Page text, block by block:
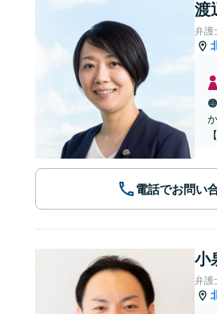
渡
弁護
電話でお問い
小
弁護